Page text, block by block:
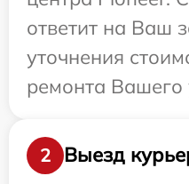
ответит на Ваш
уточнения
ремонта Вашего
2
Выезд